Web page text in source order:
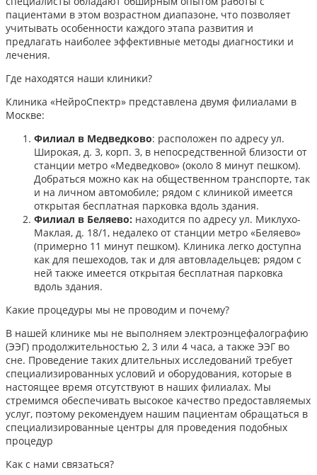
пациентами в этом возрастном диапазоне, что позволяет
учитывать особенности каждого этапа развития и
предлагать наиболее эффективные методы диагностики и
лечения.​
Где находятся наши клиники?
Клиника «НейроСпектр» представлена двумя филиалами в
Москве:​
Филиал в Медведково: расположен по адресу ул.
Широкая, д. 3, корп. 3, в непосредственной близости от
станции метро «Медведково» (около 8 минут пешком).
Добраться можно как на общественном транспорте, так
и на личном автомобиле; рядом с клиникой имеется
открытая бесплатная парковка вдоль здания.
Филиал в Беляево: находится по адресу ул. Миклухо-
Маклая, д. 18/1, недалеко от станции метро «Беляево»
(примерно 11 минут пешком). Клиника легко доступна
как для пешеходов, так и для автовладельцев; рядом с
ней также имеется открытая бесплатная парковка
вдоль здания.
Какие процедуры мы не проводим и почему?
В нашей клинике мы не выполняем электроэнцефалографию
(ЭЭГ) продолжительностью 2, 3 или 4 часа, а также ЭЭГ во
сне. Проведение таких длительных исследований требует
специализированных условий и оборудования, которые в
настоящее время отсутствуют в наших филиалах. Мы
стремимся обеспечивать высокое качество предоставляемых
услуг, поэтому рекомендуем нашим пациентам обращаться в
специализированные центры для проведения подобных
процедур
Как с нами связаться?